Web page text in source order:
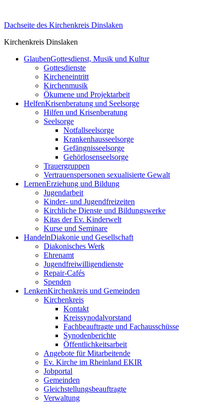
content
Dachseite des Kirchenkreis Dinslaken
Kirchenkreis Dinslaken
GlaubenGottesdienst, Musik und Kultur
Gottesdienste
Kircheneintritt
Kirchenmusik
Ökumene und Projektarbeit
HelfenKrisenberatung und Seelsorge
Hilfen und Krisenberatung
Seelsorge
Notfallseelsorge
Krankenhausseelsorge
Gefängnisseelsorge
Gehörlosenseelsorge
Trauergruppen
Vertrauenspersonen sexualisierte Gewalt
LernenErziehung und Bildung
Jugendarbeit
Kinder- und Jugendfreizeiten
Kirchliche Dienste und Bildungswerke
Kitas der Ev. Kinderwelt
Kurse und Seminare
HandelnDiakonie und Gesellschaft
Diakonisches Werk
Ehrenamt
Jugendfreiwilligendienste
Repair-Cafés
Spenden
LenkenKirchenkreis und Gemeinden
Kirchenkreis
Kontakt
Kreissynodalvorstand
Fachbeauftragte und Fachausschüsse
Synodenberichte
Öffentlichkeitsarbeit
Angebote für Mitarbeitende
Ev. Kirche im Rheinland EKIR
Jobportal
Gemeinden
Gleichstellungs­­­beauftragte
Verwaltung